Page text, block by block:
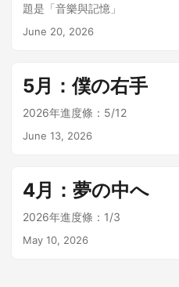
題是「音樂與記憶」
June 20, 2026
5月：僕の右手
2026年進度條：5/12
June 13, 2026
4月：夢の中へ
2026年進度條：1/3
May 10, 2026